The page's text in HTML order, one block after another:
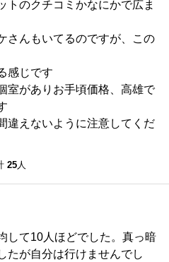
トのクチコミかなにかで広ま
さんもいてるのですが、この
感じです
室がありお手頃価格、高雄で
違えないように注意してくだ
25人
して10人ほどでした。真っ暗
たが自分は行けませんでし